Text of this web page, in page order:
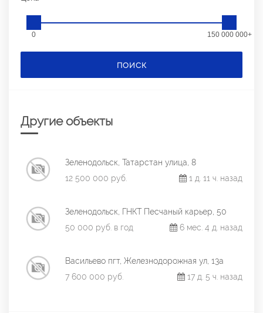
0 150 000 000+
ПОИСК
Другие объекты
Зеленодольск, Татарстан улица, 8
12 500 000 руб.
1 д. 11 ч. назад
Зеленодольск, ГНКТ Песчаный карьер, 50
50 000 руб. в год
6 мес. 4 д. назад
Васильево пгт, Железнодорожная ул, 13а
7 600 000 руб.
17 д. 5 ч. назад